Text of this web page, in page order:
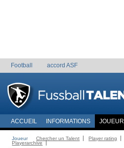
Football accord ASF
ACCUEIL INFORMATIONS JOUEUR
Joueur Chercher un Talent Player rating
Playerarchive